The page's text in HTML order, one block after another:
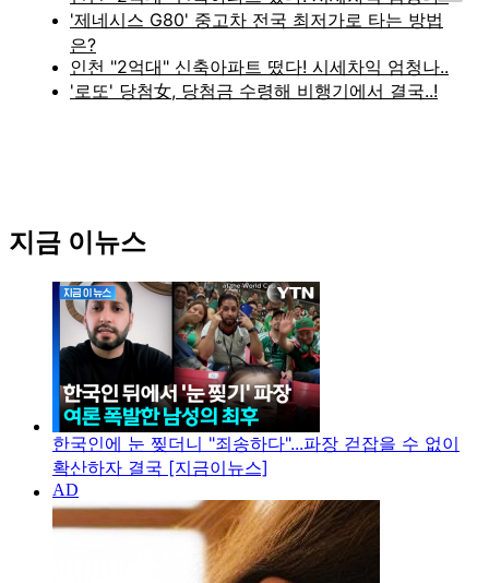
지금 이뉴스
한국인에 눈 찢더니 "죄송하다"...파장 걷잡을 수 없이
확산하자 결국 [지금이뉴스]